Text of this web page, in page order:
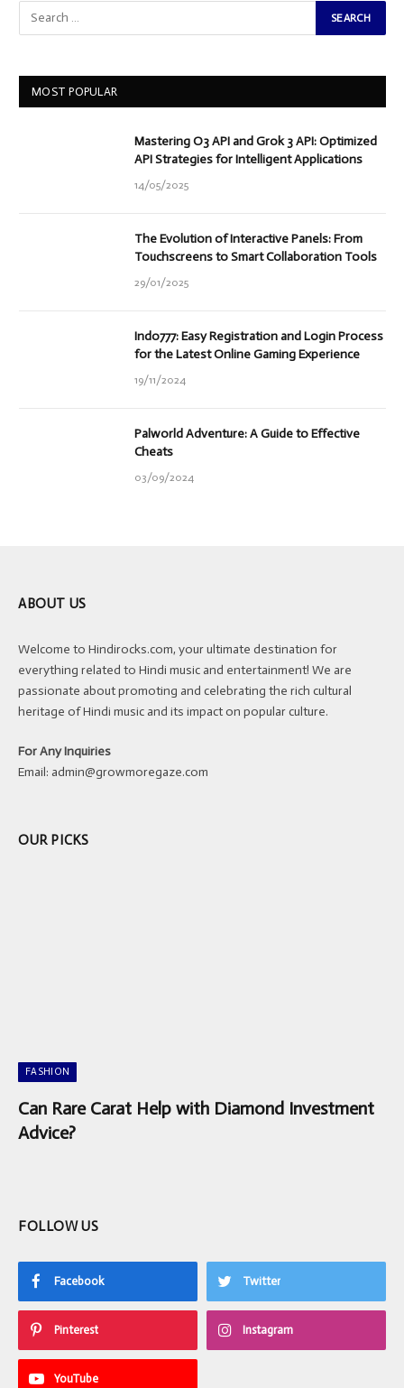
MOST POPULAR
Mastering O3 API and Grok 3 API: Optimized
API Strategies for Intelligent Applications
14/05/2025
The Evolution of Interactive Panels: From
Touchscreens to Smart Collaboration Tools
29/01/2025
Indo777: Easy Registration and Login Process
for the Latest Online Gaming Experience
19/11/2024
Palworld Adventure: A Guide to Effective
Cheats
03/09/2024
ABOUT US
Welcome to Hindirocks.com, your ultimate destination for
everything related to Hindi music and entertainment! We are
passionate about promoting and celebrating the rich cultural
heritage of Hindi music and its impact on popular culture.
For Any Inquiries
Email: admin@growmoregaze.com
OUR PICKS
FASHION
Can Rare Carat Help with Diamond Investment
Advice?
FOLLOW US
Facebook Twitter
Pinterest Instagram
YouTube